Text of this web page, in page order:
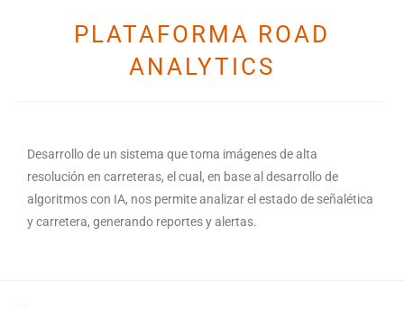
PLATAFORMA ROAD
ANALYTICS
Desarrollo de un sistema que toma imágenes de alta
resolución en carreteras, el cual, en base al desarrollo de
algoritmos con IA, nos permite analizar el estado de señalética
y carretera, generando reportes y alertas.